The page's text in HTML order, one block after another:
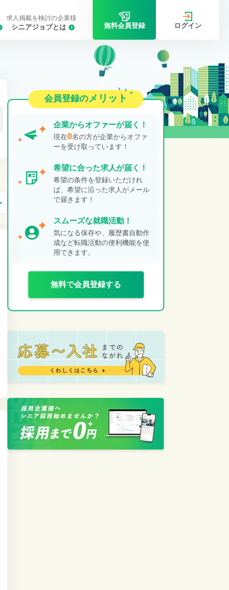
シニアジョブとは
求人掲載を検討の企業様
無料会員登録 ログイン
会員登録のメリット
企業からオファーが届く！
現在0名の方が企業からオファ
ーを受け取っています！
希望に合った求人が届く！
希望の条件を登録いただけれ
ば、希望に沿った求人がメール
で届きます！
スムーズな就職活動！
気になる保存や、履歴書自動作
成など転職活動の便利機能を使
用できます。
無料で会員登録する